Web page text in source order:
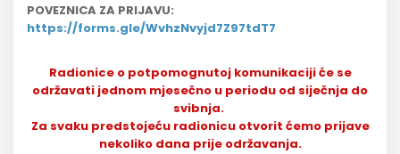
POVEZNICA ZA PRIJAVU:
https://forms.gle/WvhzNvyjd7Z97tdT7
Radionice o potpomognutoj komunikaciji će se
održavati jednom mjesečno u periodu od siječnja do
svibnja.
Za svaku predstojeću radionicu otvorit ćemo prijave
nekoliko dana prije održavanja.